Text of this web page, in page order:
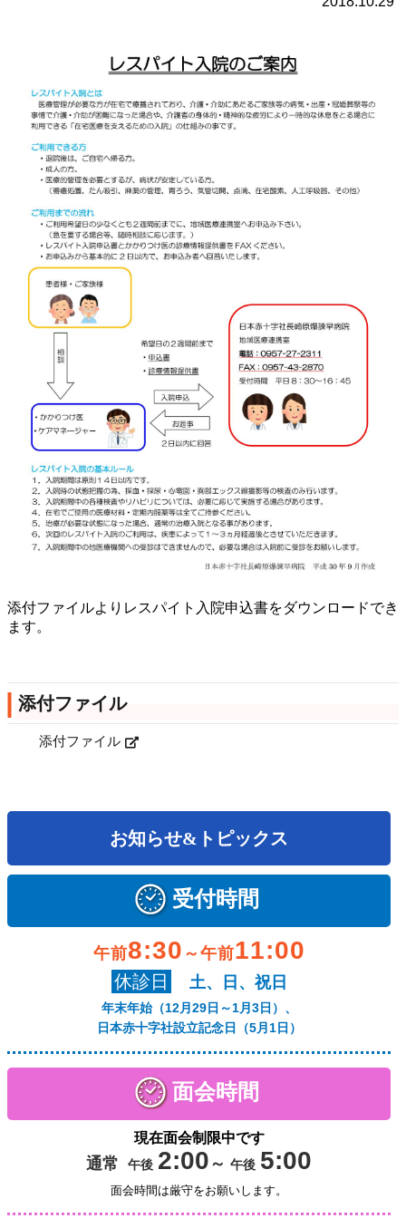
お知らせ&トピックス
受付時間
午前8:30 ～午前11:00
休診日 土、日、祝日
年末年始（12月29日～1月3日）、
日本赤十字社設立記念日（5月1日）
面会時間
現在面会制限中です
通常 午後 2:00 ～ 午後 5:00
面会時間は厳守をお願いします。
添付ファイルよりレスパイト入院申込書をダウンロードでき
ます。
添付ファイル
添付ファイル